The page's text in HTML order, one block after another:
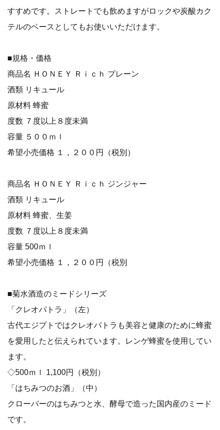
すすめです。ストレートでも飲めますがロックや炭酸カク
テルのベースとしてもお使いいただけます。
■規格・価格
商品名 ＨＯＮＥＹ Ｒｉｃｈ プレーン
酒類 リキュール
原材料 蜂蜜
度数 ７度以上８度未満
容量 ５００ｍｌ
希望小売価格 １，２００円（税別）
商品名 ＨＯＮＥＹ Ｒｉｃｈ ジンジャー
酒類 リキュール
原材料 蜂蜜、生姜
度数 ７度以上８度未満
容量 500ｍｌ
希望小売価格 １，２００円（税別
■菊水酒造のミードシリーズ
「クレオパトラ」（左）
古代エジプトではクレオパトラも美容と健康のために蜂蜜
を愛用したと伝えられています。レンゲ蜂蜜を使用してい
ます。
◇500ｍｌ 1,100円（税別）
「はちみつのお酒」（中）
クローバーのはちみつと水、酵母で造った国内産のミード
です。